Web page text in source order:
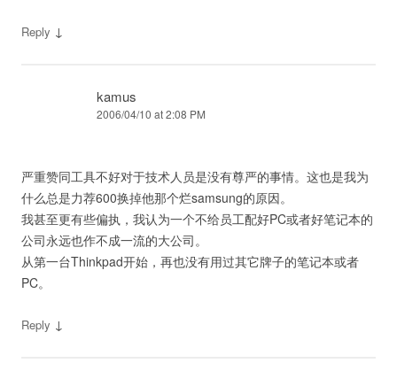
Reply ↓
kamus
2006/04/10 at 2:08 PM
严重赞同工具不好对于技术人员是没有尊严的事情。这也是我为
什么总是力荐600换掉他那个烂samsung的原因。
我甚至更有些偏执，我认为一个不给员工配好PC或者好笔记本的
公司永远也作不成一流的大公司。
从第一台Thinkpad开始，再也没有用过其它牌子的笔记本或者
PC。
Reply ↓